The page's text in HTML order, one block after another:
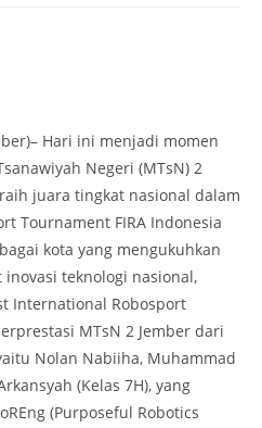
Hari ini menjadi momen
Negeri (MTsN) 2
juara tingkat nasional dalam
Tournament FIRA Indonesia
kota yang mengukuhkan
teknologi nasional,
International Robosport
MTsN 2 Jember dari
Nolan Nabiiha, Muhammad
(Kelas 7H), yang
(Purposeful Robotics